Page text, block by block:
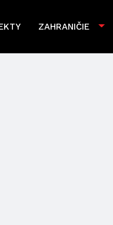
ZAHRANIČIE